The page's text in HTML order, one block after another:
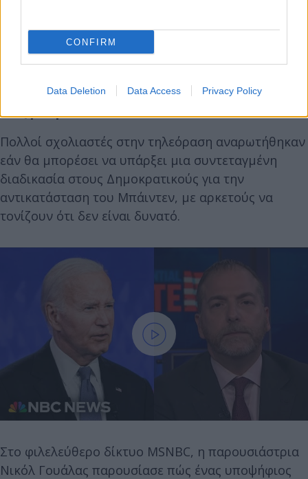
CONFIRM
Data Deletion Data Access Privacy Policy
«Ξέρω πώς το ένιωσα αυτό απόψε: ήταν σαν μια
γροθιά στο στομάχι", είπε η McCaskill.
Πώς μπορεί να αντικατασταθεί
Πολλοί σχολιαστές στην τηλεόραση αναρωτήθηκαν
εάν θα μπορέσει να υπάρξει μια συντεταγμένη
διαδικασία στους Δημοκρατικούς για την
αντικατάσταση του Μπάιντεν, με αρκετούς να
τονίζουν ότι δεν είναι δυνατό.
Στο φιλελεύθερο δίκτυο MSNBC, η παρουσιάστρια
Νικόλ Γουάλας παρουσίασε πώς ένας υποψήφιος